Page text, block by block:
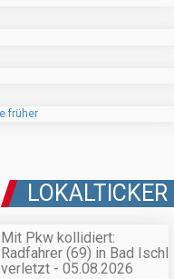
LOKALTICKER
Mit Pkw kollidiert:
Radfahrer (69) in Bad Ischl
verletzt - 05.08.2026